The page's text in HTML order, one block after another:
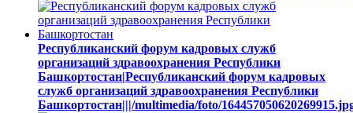
Республиканский форум кадровых служб
организаций здравоохранения Республики
Башкортостан|Республиканский форум кадровых
служб организаций здравоохранения Республики
Башкортостан|||/multimedia/foto/